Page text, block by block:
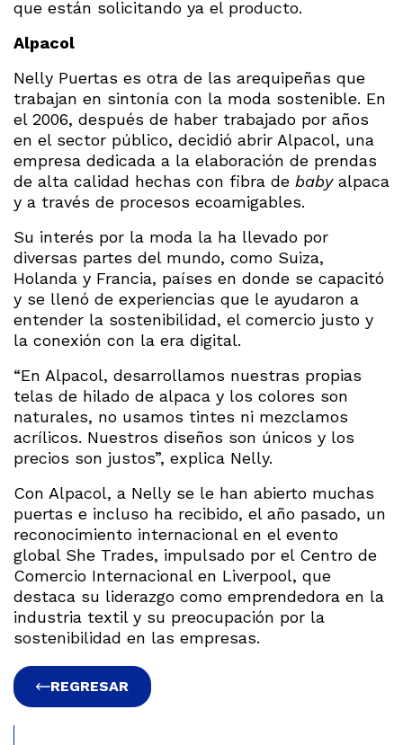
que están solicitando ya el producto.
Alpacol
Nelly Puertas es otra de las arequipeñas que
trabajan en sintonía con la moda sostenible. En
el 2006, después de haber trabajado por años
en el sector público, decidió abrir Alpacol, una
empresa dedicada a la elaboración de prendas
de alta calidad hechas con fibra de babyalpaca
y a través de procesos ecoamigables.
Su interés por la moda la ha llevado por
diversas partes del mundo, como Suiza,
Holanda y Francia, países en donde se capacitó
y se llenó de experiencias que le ayudaron a
entender la sostenibilidad, el comercio justo y
la conexión con la era digital.
“En Alpacol, desarrollamos nuestras propias
telas de hilado de alpaca y los colores son
naturales, no usamos tintes ni mezclamos
acrílicos. Nuestros diseños son únicos y los
precios son justos”, explica Nelly.
Con Alpacol, a Nelly se le han abierto muchas
puertas e incluso ha recibido, el año pasado, un
reconocimiento internacional en el evento
global She Trades, impulsado por el Centro de
Comercio Internacional en Liverpool, que
destaca su liderazgo como emprendedora en la
industria textil y su preocupación por la
sostenibilidad en las empresas.
REGRESAR